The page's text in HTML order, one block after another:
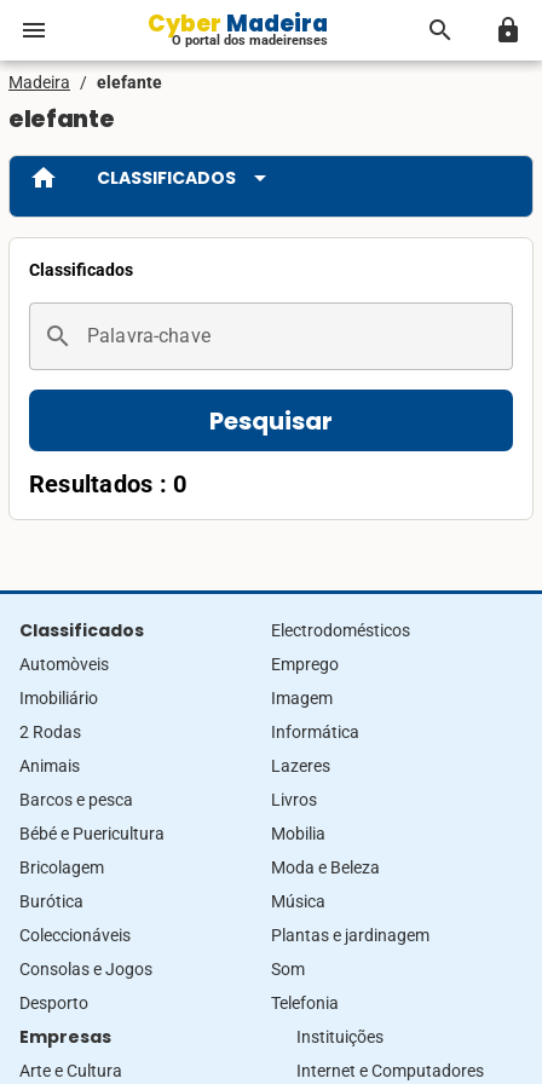
menu Cyber Madeira
O portal dos madeirenses search lock
Madeira / elefante
elefante
home CLASSIFICADOS arrow_drop_down
Classificados
search Palavra-chave
Pesquisar
Resultados : 0
Classificados
Automòveis
Imobiliário
2 Rodas
Animais
Barcos e pesca
Bébé e Puericultura
Bricolagem
Burótica
Coleccionáveis
Consolas e Jogos
Desporto
Electrodomésticos
Emprego
Imagem
Informática
Lazeres
Livros
Mobilia
Moda e Beleza
Música
Plantas e jardinagem
Som
Telefonia
Empresas
Arte e Cultura
Instituições
Internet e Computadores